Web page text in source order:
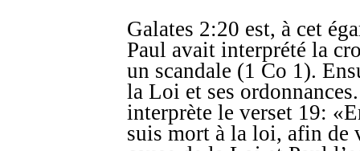
Galates 2:20 est, à cet
Paul avait interprété la
un scandale (1 Co 1).
la Loi et ses
interprète le verset 19:
suis mort à la loi, afin de